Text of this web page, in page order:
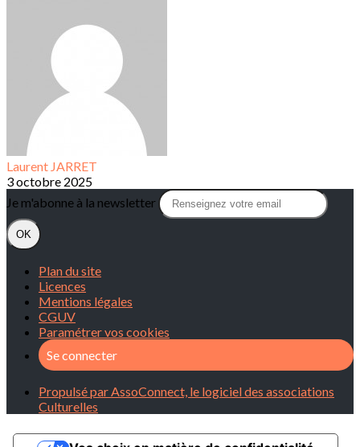
Laurent JARRET
3 octobre 2025
Je m'abonne à la newsletter
OK
Plan du site
Licences
Mentions légales
CGUV
Paramétrer vos cookies
Se connecter
Propulsé par AssoConnect, le logiciel des associations
Culturelles